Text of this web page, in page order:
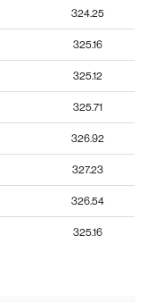
324.25
325.16
325.12
325.71
326.92
327.23
326.54
325.16